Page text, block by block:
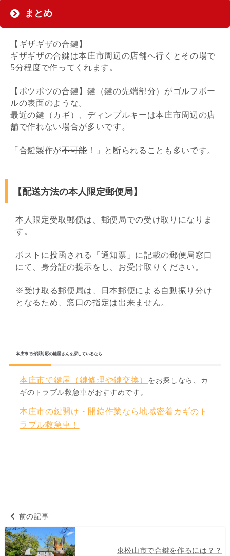
まとめ
【ギザギザの合鍵】
ギザギザの合鍵は本庄市周辺の店舗へ行くとその場で
5分程度で作ってくれます。
【ポツポツの合鍵】鍵（鍵の先端部分）がゴルフボー
ルの表面のような。
最近の鍵（カギ）、ディンプルキーは本庄市周辺の店
舗で作れない場合が多いです。
「合鍵製作が不可能 ！」と断られることも多いです。
【配送方法の本人限定郵便局】
本人限定受取郵便は、郵便局での受け取りになりま
す。
ポストに投函される「通知票」に記載の郵便局窓口
にて、身分証の提示をし、お受け取りください。
※受け取る郵便局は、日本郵便による自動振り分け
となるため、窓口の指定は出来ません。
本庄市で出張対応の鍵屋さんを探しているなら
本庄市で鍵屋（鍵修理や鍵交換）
をお探しなら、カ
ギのトラブル救急車がおすすめです。
本庄市の鍵開け・開錠作業なら地域密着カギのト
ラブル救急車！
前の記事
東松山市で合鍵を作るには？？